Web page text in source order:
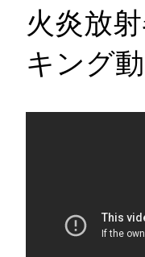
火炎放
キング